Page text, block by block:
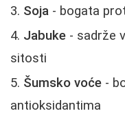
Soja - bogata
Jabuke - sadrže
sitosti
Šumsko voće -
antioksidantima